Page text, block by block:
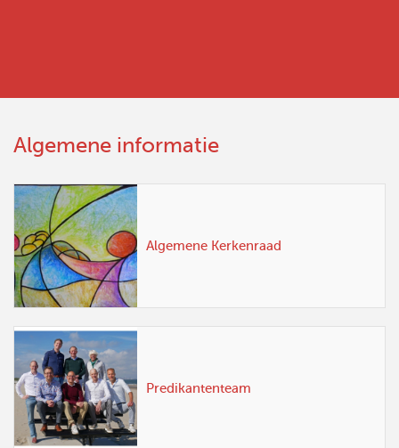
Algemene informatie
Algemene Kerkenraad
Predikantenteam